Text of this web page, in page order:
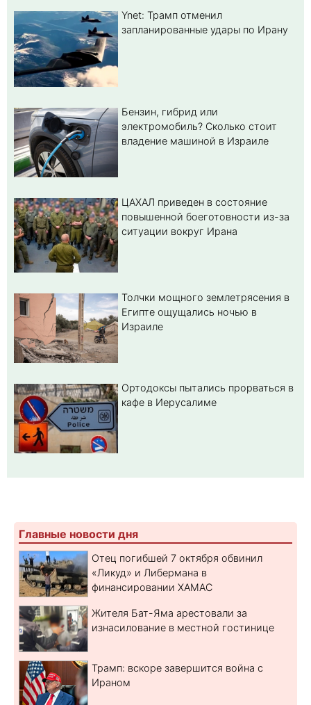
Ynet: Трамп отменил
запланированные удары по Ирану
Бензин, гибрид или
электромобиль? Cколько стоит
владение машиной в Израиле
ЦАХАЛ приведен в состояние
повышенной боеготовности из-за
ситуации вокруг Ирана
Толчки мощного землетрясения в
Египте ощущались ночью в
Израиле
Ортодоксы пытались прорваться в
кафе в Иерусалиме
Главные новости дня
Отец погибшей 7 октября обвинил
«Ликуд» и Либермана в
финансировании ХАМАС
Жителя Бат-Яма арестовали за
изнасилование в местной гостинице
Трамп: вскоре завершится война с
Ираном